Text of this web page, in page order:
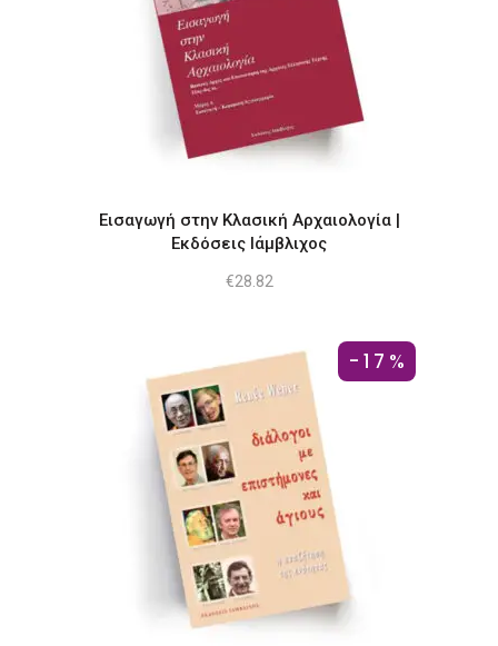
Εισαγωγή στην Κλασική Αρχαιολογία |
Εκδόσεις Ιάμβλιχος
€28.82
-17%